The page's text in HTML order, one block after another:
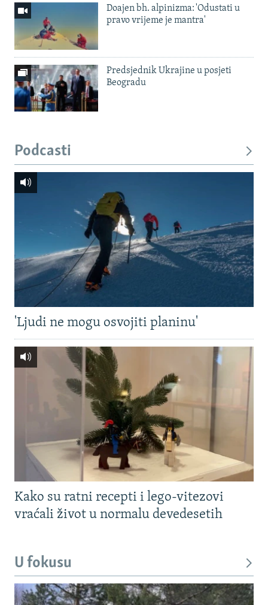
Doajen bh. alpinizma: 'Odustati u
pravo vrijeme je mantra'
Predsjednik Ukrajine u posjeti
Beogradu
Podcasti
'Ljudi ne mogu osvojiti planinu'
Kako su ratni recepti i lego-vitezovi
vraćali život u normalu devedesetih
U fokusu